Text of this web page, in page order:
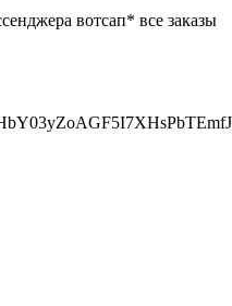
вотсап* все заказы